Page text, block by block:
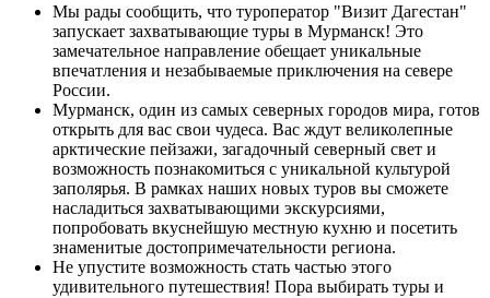
Мы рады сообщить, что туроператор "Визит Дагестан"
запускает захватывающие туры в Мурманск! Это
замечательное направление обещает уникальные
впечатления и незабываемые приключения на севере
России.
Мурманск, один из самых северных городов мира, готов
открыть для вас свои чудеса. Вас ждут великолепные
арктические пейзажи, загадочный северный свет и
возможность познакомиться с уникальной культурой
заполярья. В рамках наших новых туров вы сможете
насладиться захватывающими экскурсиями,
попробовать вкуснейшую местную кухню и посетить
знаменитые достопримечательности региона.
Не упустите возможность стать частью этого
удивительного путешествия! Пора выбирать туры и